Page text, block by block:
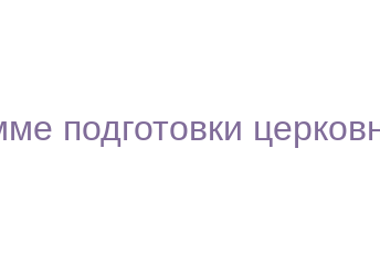
подготовки